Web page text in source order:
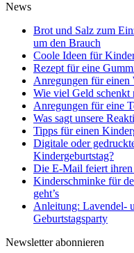
News
Brot und Salz zum
um den Brauch
Coole Ideen für
Rezept für eine
Anregungen für einen
Wie viel Geld schenkt
Anregungen für eine
Was sagt unsere
Tipps für einen
Digitale oder
Kindergeburtstag?
Die E-Mail feiert ihren
Kinderschminke für
geht’s
Anleitung: Lavendel-
Geburtstagsparty
Newsletter abonnieren